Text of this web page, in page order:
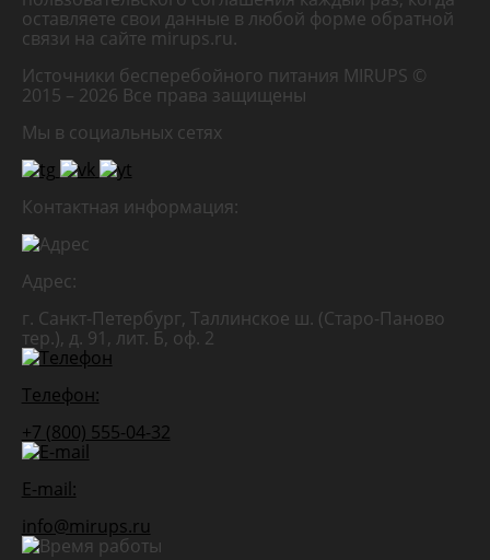
оставляете свои данные в любой форме обратной
связи на сайте mirups.ru.
Источники бесперебойного питания MIRUPS ©
2015 – 2026 Все права защищены
Мы в социальных сетях
Контактная информация:
Адрес:
г. Санкт-Петербург, Таллинское ш. (Старо-Паново
тер.), д. 91, лит. Б, оф. 2
Телефон:
+7 (800) 555-04-32
E-mail:
info@mirups.ru